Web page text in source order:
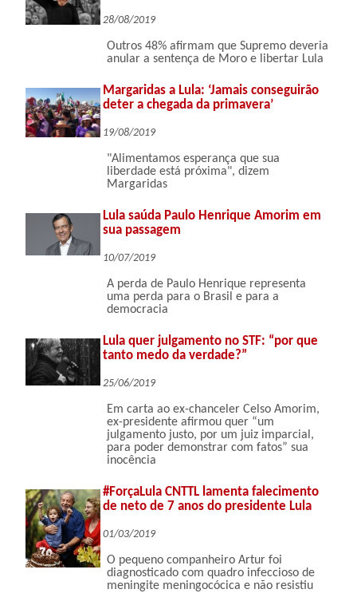
28/08/2019
Outros 48% afirmam que Supremo deveria
anular a sentença de Moro e libertar Lula
Margaridas a Lula: ‘Jamais conseguirão
deter a chegada da primavera’
19/08/2019
"Alimentamos esperança que sua
liberdade está próxima", dizem
Margaridas
Lula saúda Paulo Henrique Amorim em
sua passagem
10/07/2019
A perda de Paulo Henrique representa
uma perda para o Brasil e para a
democracia
Lula quer julgamento no STF: “por que
tanto medo da verdade?”
25/06/2019
Em carta ao ex-chanceler Celso Amorim,
ex-presidente afirmou quer “um
julgamento justo, por um juiz imparcial,
para poder demonstrar com fatos” sua
inocência
#ForçaLula CNTTL lamenta falecimento
de neto de 7 anos do presidente Lula
01/03/2019
O pequeno companheiro Artur foi
diagnosticado com quadro infeccioso de
meningite meningocócica e não resistiu